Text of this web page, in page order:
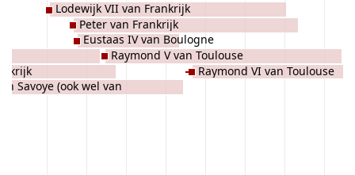
Savoye (ook wel van
Lodewijk VII van Frankrijk
Peter van Frankrijk
Eustaas IV van Boulogne
Raymond V van Toulouse
Raymond VI van Toulouse